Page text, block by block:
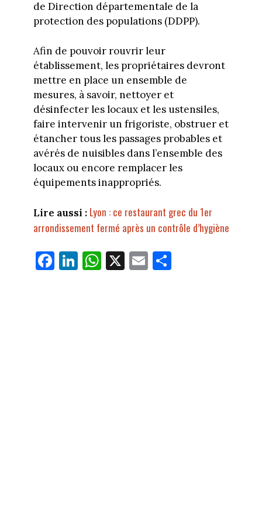
de Direction départementale de la
protection des populations (DDPP).
Afin de pouvoir rouvrir leur
établissement, les propriétaires devront
mettre en place un ensemble de
mesures, à savoir, nettoyer et
désinfecter les locaux et les ustensiles,
faire intervenir un frigoriste, obstruer et
étancher tous les passages probables et
avérés de nuisibles dans l’ensemble des
locaux ou encore remplacer les
équipements inappropriés.
Lire aussi : Lyon : ce restaurant grec du 1er
arrondissement fermé après un contrôle d’hygiène
Fa
ce
Li
nk
W
ha
X E
m
Pa